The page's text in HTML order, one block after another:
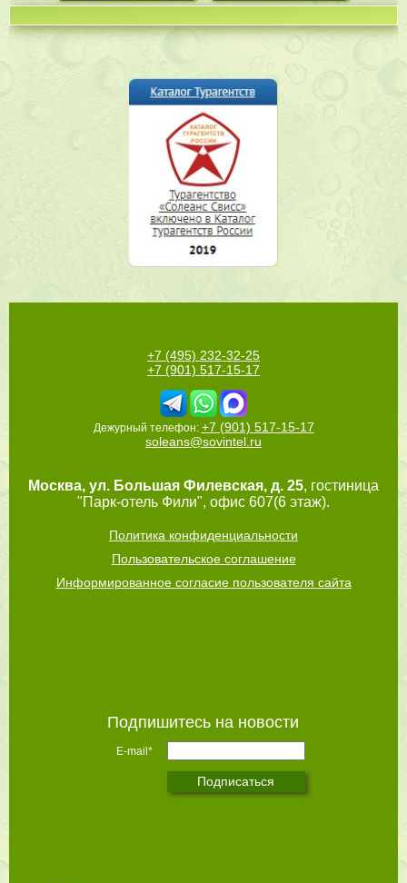
+7 (495) 232-32-25
+7 (901) 517-15-17
Дежурный телефон: +7 (901) 517-15-17
soleans@sovintel.ru
Москва, ул. Большая Филевская, д. 25, гостиница
"Парк-отель Фили", офис 607(6 этаж).
Политика конфиденциальности
Пользовательское соглашение
Информированное согласие пользователя сайта
Подпишитесь на новости
E-mail*